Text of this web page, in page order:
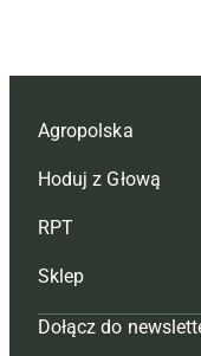
Agropolska
Redakcja
Reklama
Tagi
Mapa serwisu
Hoduj z Głową
Hoduj z głową bydło
Hoduj z głową świnie
Prenumerata
RPT
Redakcja
Prenumerata
Sklep
Czasopisma i
Dołącz do